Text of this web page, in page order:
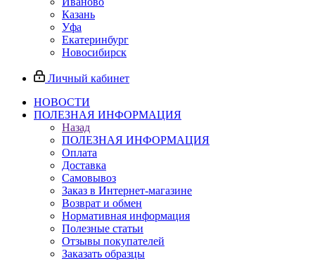
Казань
Уфа
Екатеринбург
Новосибирск
Личный кабинет
НОВОСТИ
ПОЛЕЗНАЯ ИНФОРМАЦИЯ
Назад
ПОЛЕЗНАЯ ИНФОРМАЦИЯ
Оплата
Доставка
Самовывоз
Заказ в Интернет-магазине
Возврат и обмен
Нормативная информация
Полезные статьи
Отзывы покупателей
Заказать образцы